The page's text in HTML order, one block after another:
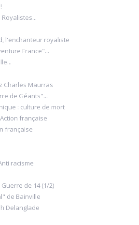
l'enchanteur royaliste
France"...
Charles Maurras
de Géants"...
: culture de mort
française
française
racisme
de 14 (1/2)
de Bainville
Delanglade